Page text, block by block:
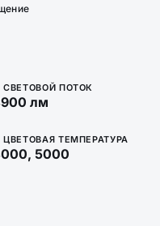
СВЕТОВОЙ ПОТОК
лм
ЦВЕТОВАЯ ТЕМПЕРАТУРА
5000